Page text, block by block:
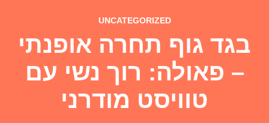
UNCATEGORIZED
בגד גוף תחרה אופנתי
– פאולה: רוך נשי עם
טוויסט מודרני